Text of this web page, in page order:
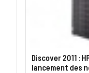
Discover 2011 :
lancement des